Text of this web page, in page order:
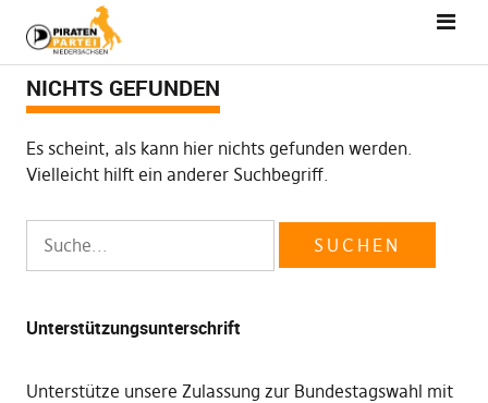
NICHTS GEFUNDEN
Es scheint, als kann hier nichts gefunden werden.
Vielleicht hilft ein anderer Suchbegriff.
Unterstützungsunterschrift
Unterstütze unsere Zulassung zur Bundestagswahl mit